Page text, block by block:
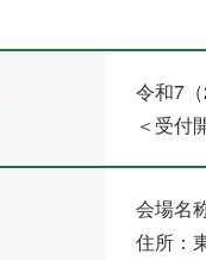
令和7
＜受付
会場名
住所：